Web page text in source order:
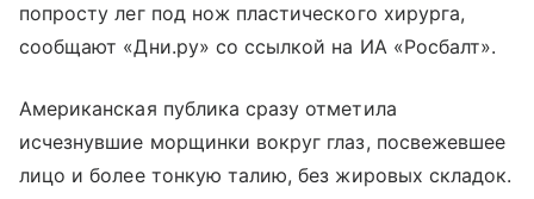
попросту лег под нож пластического хирурга,
сообщают «Дни.ру» со ссылкой на ИА «Росбалт».
Американская публика сразу отметила
исчезнувшие морщинки вокруг глаз, посвежевшее
лицо и более тонкую талию, без жировых складок.